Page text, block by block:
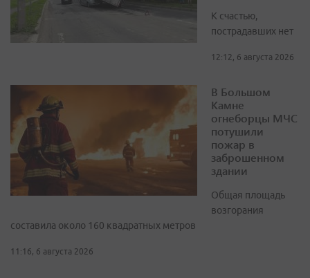
К счастью,
пострадавших нет
12:12, 6 августа 2026
В Большом
Камне
огнеборцы МЧС
потушили
пожар в
заброшенном
здании
Общая площадь
возгорания
составила около 160 квадратных метров
11:16, 6 августа 2026